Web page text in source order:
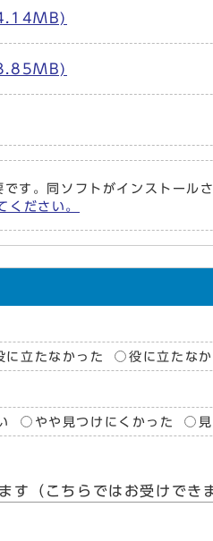
。同ソフトがインストールさ
ださい。
に立たなかった 役に立たな
やや見つけにくかった
す（こちらではお受けでき